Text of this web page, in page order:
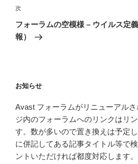
ビ
ゲ
ー
稿
次
の
投
次
フォーラムの空模様 – ウイルス定
報）
お知らせ
Avast フォーラムがリニューアル
ジ内のフォーラムへのリンクはリ
す。数が多いので置き換えは予定
に併記してある記事タイトル等で
ントいただければ都度対応します。